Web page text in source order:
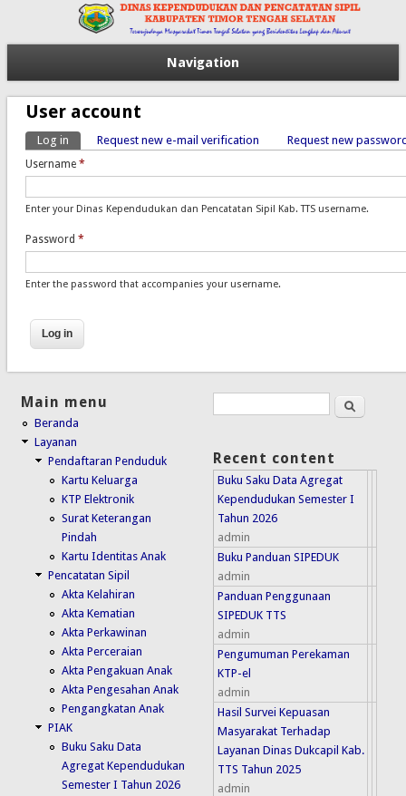
Navigation
User account
Primary tabs
Log in (active tab)
Request new e-mail verification Request new
Username *
Enter your Dinas Kependudukan dan Pencatatan Sipil Kab. TTS username.
Password *
Enter the password that accompanies your username.
Main menu
Beranda
Layanan
Pendaftaran Penduduk
Kartu Keluarga
KTP Elektronik
Surat Keterangan
Pindah
Kartu Identitas Anak
Pencatatan Sipil
Akta Kelahiran
Akta Kematian
Akta Perkawinan
Akta Perceraian
Akta Pengakuan Anak
Akta Pengesahan Anak
Pengangkatan Anak
PIAK
Buku Saku Data
Agregat Kependudukan
Semester I Tahun 2026
Search formSearch
Recent content
Buku Saku Data Agregat
Kependudukan Semester I
Tahun 2026
admin
Buku Panduan SIPEDUK
admin
Panduan Penggunaan
SIPEDUK TTS
admin
Pengumuman Perekaman
KTP-el
admin
Hasil Survei Kepuasan
Masyarakat Terhadap
Layanan Dinas Dukcapil Kab.
TTS Tahun 2025
admin